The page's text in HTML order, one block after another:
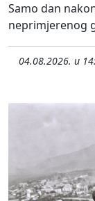
Samo dan
neprimjerenog
04.08.2026. u